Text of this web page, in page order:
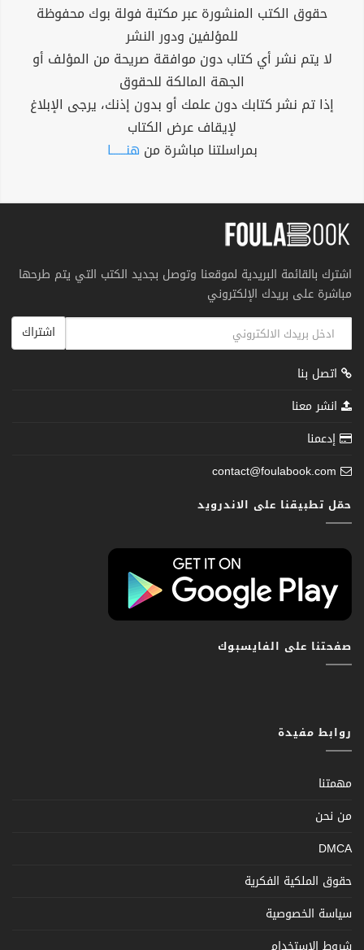
حقوق الكتب المنشورة عبر مكتبة فولة بوك محفوظة
للمؤلفين ودور النشر
لا يتم نشر أي كتاب دون موافقة صريحة من المؤلف أو
الجهة المالكة للحقوق
إذا تم نشر كتابك دون علمك أو بدون إذنك، يرجى الإبلاغ
لإيقاف عرض الكتاب
بمراسلتنا مباشرة من هنــــــا
اشترك بالقائمة البريدية لموقعنا وتوصل بجديد الكتب التي يتم طرحها
مباشرة على بريدك الإلكتروني
اشتراك
اتصل بنا
انشر معنا
إدعمنا
contact@foulabook.com
حمّل تطبيقنا على الاندرويد
صفحتنا على الفايسبوك
روابط مفيدة
مهمتنا
من نحن
DMCA
حقوق الملكية الفكرية
سياسة الخصوصية